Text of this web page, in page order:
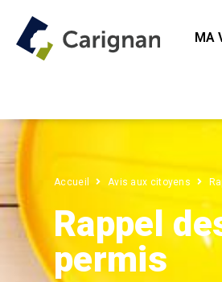
MA
Accueil Avis aux citoyens
Rappel
permis